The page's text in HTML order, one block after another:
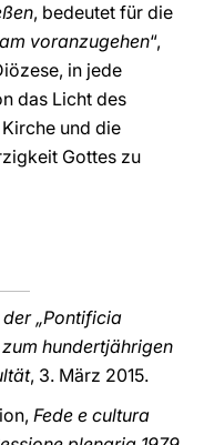
, bedeutet für die
voranzugehen“,
in jede
das Licht des
und die
Gottes zu
„Pontificia
hundertjährigen
, 3. März 2015.
Fede e cultura